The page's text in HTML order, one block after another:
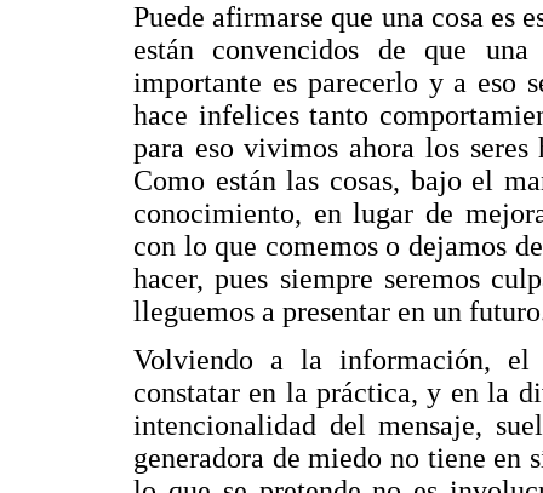
Puede afirmarse que una cosa es
están convencidos de que
importante es parecerlo y a eso
hace infelices tanto
para eso vivimos ahora los
Como están las cosas, bajo el
conocimiento, en lugar de
con lo que comemos o dejamos
hacer, pues siempre seremos
lleguemos a presentar en un
Volviendo a la información, el
constatar en la práctica, y en la
intencionalidad del mensaje,
generadora de miedo no tiene en